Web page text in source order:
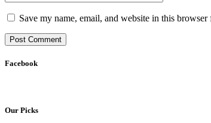
Save my name, email, and website in this
Facebook
Our Picks